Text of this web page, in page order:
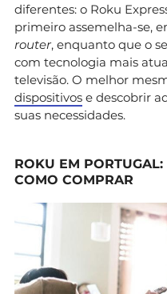
diferentes: o Roku
primeiro assemelha-se,
router, enquanto que o
com tecnologia mais
televisão. O melhor
dispositivos e descobrir
suas necessidades.
ROKU EM
COMO COMPRAR